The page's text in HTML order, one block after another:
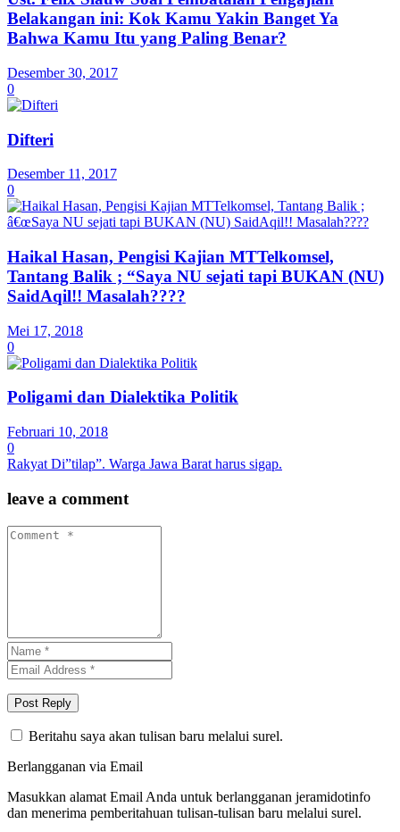
Belakangan ini: Kok Kamu Yakin Banget Ya
Bahwa Kamu Itu yang Paling Benar?
Desember 30, 2017
0
Difteri
Desember 11, 2017
0
Haikal Hasan, Pengisi Kajian MTTelkomsel,
Tantang Balik ; “Saya NU sejati tapi BUKAN (NU)
SaidAqil!! Masalah????
Mei 17, 2018
0
Poligami dan Dialektika Politik
Februari 10, 2018
0
Rakyat Di”tilap”. Warga Jawa Barat harus sigap.
leave a comment
Beritahu saya akan tulisan baru melalui surel.
Berlangganan via Email
Masukkan alamat Email Anda untuk berlangganan jeramidotinfo
dan menerima pemberitahuan tulisan-tulisan baru melalui surel.